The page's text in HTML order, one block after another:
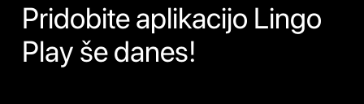
Pridobite aplikacijo Lingo
Play še danes!